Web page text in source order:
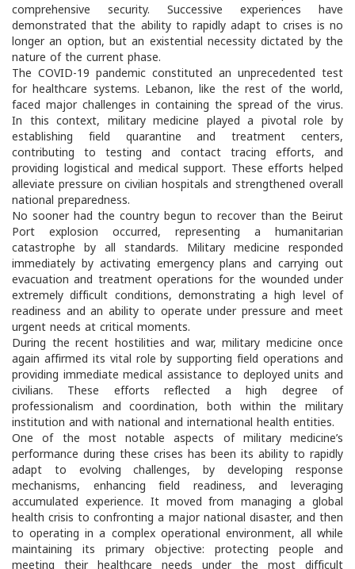
comprehensive security. Successive experiences have
demonstrated that the ability to rapidly adapt to crises is no
longer an option, but an existential necessity dictated by the
nature of the current phase.
The COVID-19 pandemic constituted an unprecedented test
for healthcare systems. Lebanon, like the rest of the world,
faced major challenges in containing the spread of the virus.
In this context, military medicine played a pivotal role by
establishing field quarantine and treatment centers,
contributing to testing and contact tracing efforts, and
providing logistical and medical support. These efforts helped
alleviate pressure on civilian hospitals and strengthened overall
national preparedness.
No sooner had the country begun to recover than the Beirut
Port explosion occurred, representing a humanitarian
catastrophe by all standards. Military medicine responded
immediately by activating emergency plans and carrying out
evacuation and treatment operations for the wounded under
extremely difficult conditions, demonstrating a high level of
readiness and an ability to operate under pressure and meet
urgent needs at critical moments.
During the recent hostilities and war, military medicine once
again affirmed its vital role by supporting field operations and
providing immediate medical assistance to deployed units and
civilians. These efforts reflected a high degree of
professionalism and coordination, both within the military
institution and with national and international health entities.
One of the most notable aspects of military medicine’s
performance during these crises has been its ability to rapidly
adapt to evolving challenges, by developing response
mechanisms, enhancing field readiness, and leveraging
accumulated experience. It moved from managing a global
health crisis to confronting a major national disaster, and then
to operating in a complex operational environment, all while
maintaining its primary objective: protecting people and